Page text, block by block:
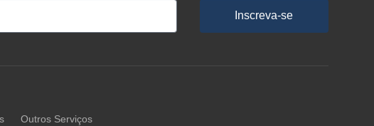
Inscreva-se
Outros Serviços